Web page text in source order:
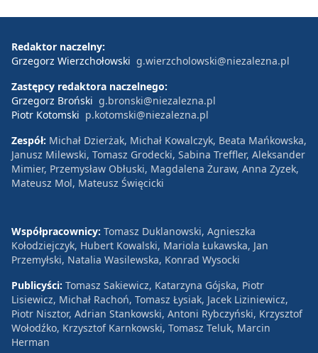
Redaktor naczelny:
Grzegorz Wierzchołowski g.wierzcholowski@niezalezna.pl
Zastępcy redaktora naczelnego:
Grzegorz Broński g.bronski@niezalezna.pl
Piotr Kotomski p.kotomski@niezalezna.pl
Zespół: Michał Dzierżak, Michał Kowalczyk, Beata Mańkowska,
Janusz Milewski, Tomasz Grodecki, Sabina Treffler, Aleksander
Mimier, Przemysław Obłuski, Magdalena Żuraw, Anna Zyzek,
Mateusz Mol, Mateusz Święcicki
Współpracownicy: Tomasz Duklanowski, Agnieszka
Kołodziejczyk, Hubert Kowalski, Mariola Łukawska, Jan
Przemyłski, Natalia Wasilewska, Konrad Wysocki
Publicyści: Tomasz Sakiewicz, Katarzyna Gójska, Piotr
Lisiewicz, Michał Rachoń, Tomasz Łysiak, Jacek Liziniewicz,
Piotr Nisztor, Adrian Stankowski, Antoni Rybczyński, Krzysztof
Wołodźko, Krzysztof Karnkowski, Tomasz Teluk, Marcin
Herman